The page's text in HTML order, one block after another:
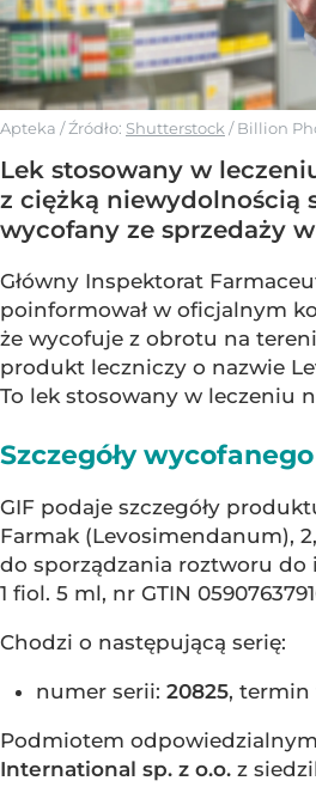
Apteka / Źródło: Shutterstock /Billion
Lek stosowany w
z ciężką niewydolnością
wycofany ze sprzedaży
Główny Inspektorat
poinformował w oficjalnym
że wycofuje z obrotu na
produkt leczniczy o nazwie
To lek stosowany w leczeniu
Szczegóły
GIF podaje szczegóły
Farmak (Levosimendanum),
do sporządzania roztworu do
1 fiol. 5 ml, nr GTIN
Chodzi o następującą serię:
numer serii: 20825, termin
Podmiotem
International sp. z o.o. z